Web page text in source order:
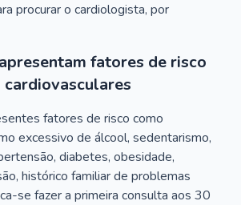
procurar o cardiologista, por
fatores de risco
cardiovasculares
fatores de risco como
excessivo de álcool, sedentarismo,
diabetes, obesidade,
histórico familiar de problemas
se fazer a primeira consulta aos 30